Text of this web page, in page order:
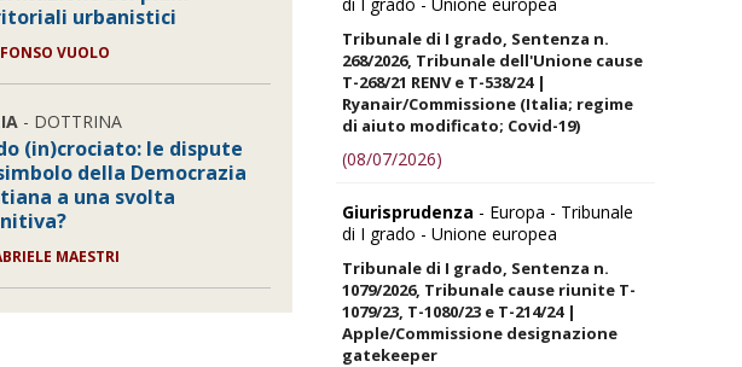
urbanistici
VUOLO
- DOTTRINA
(in)crociato: le dispute
della Democrazia
a una svolta
MAESTRI
Tribunale di I grado, Sentenza n.
268/2026, Tribunale dell'Unione cause
T-268/21 RENV e T-538/24 |
Ryanair/Commissione (Italia; regime
di aiuto modificato; Covid-19)
(08/07/2026)
Giurisprudenza - Europa - Tribunale
di I grado - Unione europea
Tribunale di I grado, Sentenza n.
1079/2026, Tribunale cause riunite T-
1079/23, T-1080/23 e T-214/24 |
Apple/Commissione designazione
gatekeeper